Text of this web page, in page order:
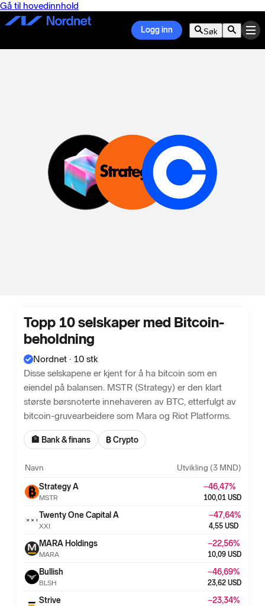
Gå til hovedinnhold
Logg inn Søk
Topp 10 selskaper med Bitcoin-
beholdning
Nordnet · 10 stk
Disse selskapene er kjent for å ha bitcoin som en
eiendel på balansen. MSTR (Strategy) er den klart
største børsnoterte innehaveren av BTC, etterfulgt av
bitcoin-gruvearbeidere som Mara og Riot Platforms.
🏦 Bank & finans ₿ Crypto
Navn
Utvikling (3 MND)
Strategy A
MSTR
−46,47%
100,01 USD
Twenty One Capital A
XXI
−47,64%
4,55 USD
MARA Holdings
MARA
−22,56%
10,09 USD
Bullish
BLSH
−46,69%
23,62 USD
Strive −23,34%